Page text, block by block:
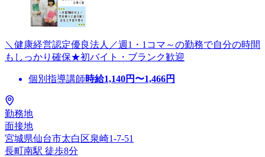
＼健康経営認定優良法人／週1・1コマ～の勤務で自分の時間
もしっかり確保★初バイト・ブランク歓迎
個別指導講師時給1,140円〜1,466円
勤務地
面接地
宮城県仙台市太白区泉崎1-7-51
長町南駅 徒歩8分